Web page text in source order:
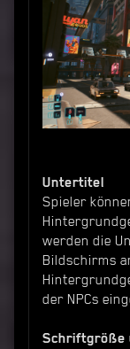
Untertitel
Spieler
werden die
Bildschirms
der NPCs
Schriftgröße